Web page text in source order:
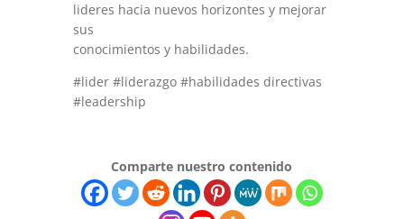
lideres hacia nuevos horizontes y mejorar
sus
conocimientos y habilidades.
#lider #liderazgo #habilidades directivas
#leadership
Comparte nuestro contenido